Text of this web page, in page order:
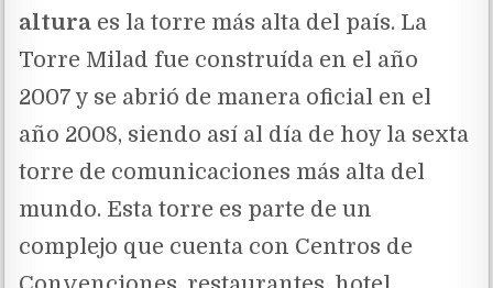
altura es la torre más alta del país. La
Torre Milad fue construída en el año
2007 y se abrió de manera oficial en el
año 2008, siendo así al día de hoy la sexta
torre de comunicaciones más alta del
mundo. Esta torre es parte de un
complejo que cuenta con Centros de